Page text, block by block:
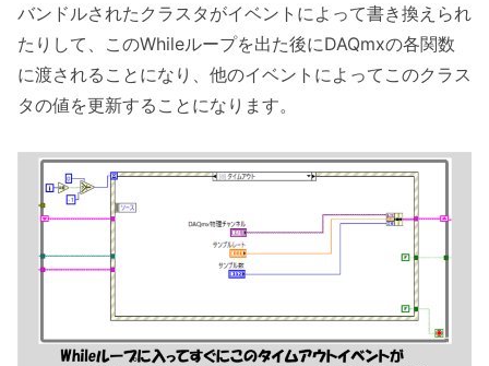
バンドルされたクラスタがイベントによって書き換えられ
たりして、このWhileループを出た後にDAQmxの各関数
に渡されることになり、他のイベントによってこのクラス
タの値を更新することになります。